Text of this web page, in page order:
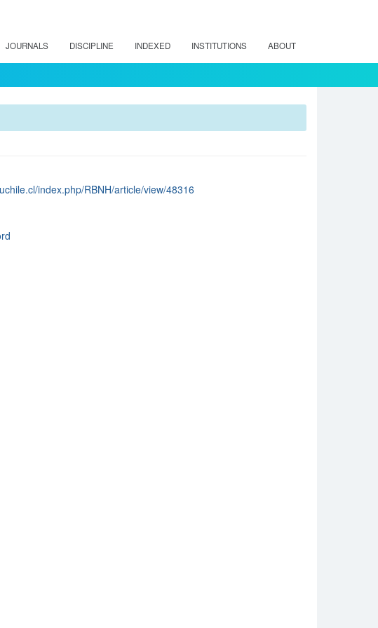
JOURNALS DISCIPLINE INDEXED INSTITUTIONS ABOUT
index.php/RBNH/article/view/48316